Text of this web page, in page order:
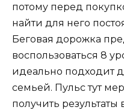
потому перед
найти для него
Беговая дорожка
воспользоваться 8
идеально подходит
семьей. Пульс тут
получить